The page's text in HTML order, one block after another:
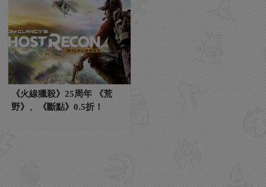
《火線獵殺》25周年 《荒
野》、《斷點》0.5折！